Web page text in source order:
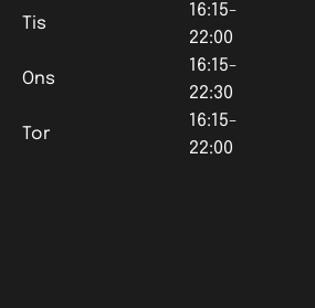
Tis
16:15-
22:00
Ons
16:15-
22:30
Tor
16:15-
22:00